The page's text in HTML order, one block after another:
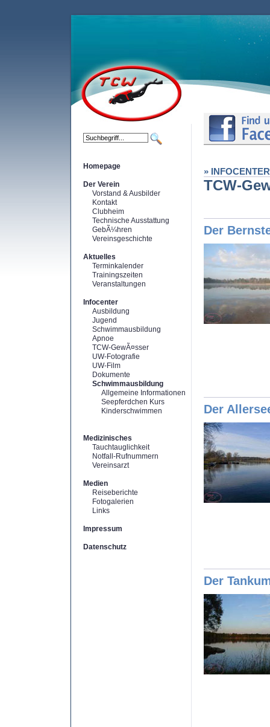
Homepage
Der Verein
Vorstand & Ausbilder
Kontakt
Clubheim
Technische Ausstattung
GebÃ¼hren
Vereinsgeschichte
Aktuelles
Terminkalender
Trainingszeiten
Veranstaltungen
Infocenter
Ausbildung
Jugend
Schwimmausbildung
Apnoe
TCW-GewÃ¤sser
UW-Fotografie
UW-Film
Dokumente
Schwimmausbildung
Allgemeine Informationen
Seepferdchen Kurs
Kinderschwimmen
Medizinisches
Tauchtauglichkeit
Notfall-Rufnummern
Vereinsarzt
Medien
Reiseberichte
Fotogalerien
Links
Impressum
Datenschutz
» INFOCENTER
TCW-
Der
Der
Der